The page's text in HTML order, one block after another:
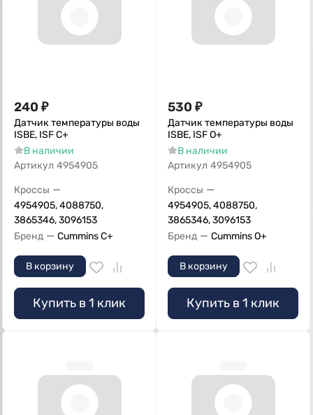
240 ₽
Датчик температуры воды
ISBE, ISF C+
В наличии
Артикул 4954905
Кроссы —
4954905, 4088750,
3865346, 3096153
Бренд — Cummins C+
В корзину
Купить в 1 клик
530 ₽
Датчик температуры воды
ISBE, ISF О+
В наличии
Артикул 4954905
Кроссы —
4954905, 4088750,
3865346, 3096153
Бренд — Cummins O+
В корзину
Купить в 1 клик